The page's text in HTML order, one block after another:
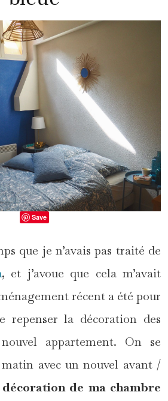
Save
que je n’avais pas traité de
, et j’avoue que cela m’avait
récent a été pour
repenser la décoration des
appartement. On se
avec un nouvel avant /
décoration de ma chambre